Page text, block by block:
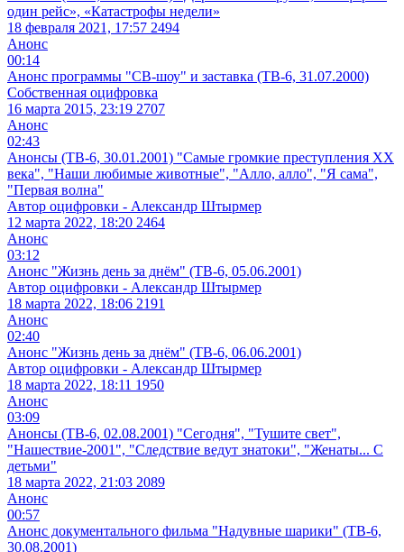
один рейс», «Катастрофы недели»
18 февраля 2021, 17:57 2494
Анонс
00:14
Анонс программы "СВ-шоу" и заставка (ТВ-6, 31.07.2000)
Собственная оцифровка
16 марта 2015, 23:19 2707
Анонс
02:43
Анонсы (ТВ-6, 30.01.2001) "Самые громкие преступления XX
века", "Наши любимые животные", "Алло, алло", "Я сама",
"Первая волна"
Автор оцифровки - Александр Штырмер
12 марта 2022, 18:20 2464
Анонс
03:12
Анонс "Жизнь день за днём" (ТВ-6, 05.06.2001)
Автор оцифровки - Александр Штырмер
18 марта 2022, 18:06 2191
Анонс
02:40
Анонс "Жизнь день за днём" (ТВ-6, 06.06.2001)
Автор оцифровки - Александр Штырмер
18 марта 2022, 18:11 1950
Анонс
03:09
Анонсы (ТВ-6, 02.08.2001) "Сегодня", "Тушите свет",
"Нашествие-2001", "Следствие ведут знатоки", "Женаты... С
детьми"
18 марта 2022, 21:03 2089
Анонс
00:57
Анонс документального фильма "Надувные шарики" (ТВ-6,
30.08.2001)